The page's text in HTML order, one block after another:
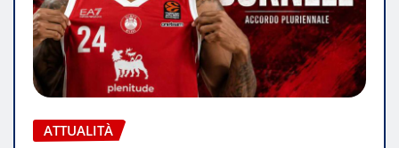
ATTUALITÀ